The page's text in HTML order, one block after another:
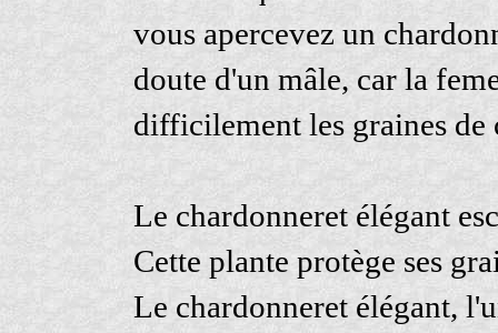
vous apercevez un
doute d'un mâle, car la
difficilement les graines de
Le chardonneret élégant
Cette plante protège ses
Le chardonneret élégant,